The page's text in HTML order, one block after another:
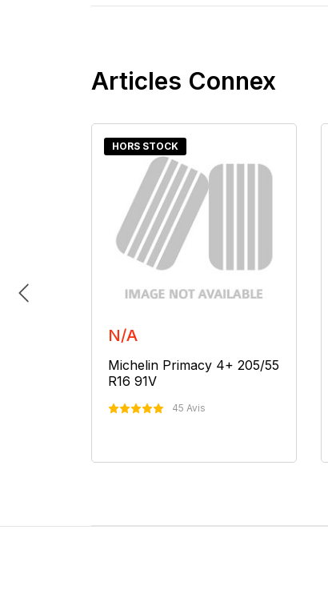
Articles Connex
HORS STOCK
N/A
Michelin Primacy 4+ 205/55
R16 91V
45 Avis